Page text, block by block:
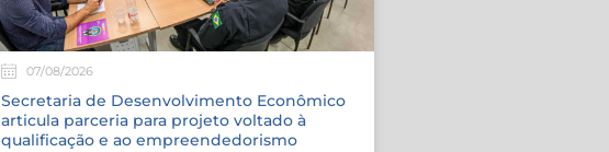
07/08/2026
Secretaria de Desenvolvimento Econômico
articula parceria para projeto voltado à
qualificação e ao empreendedorismo